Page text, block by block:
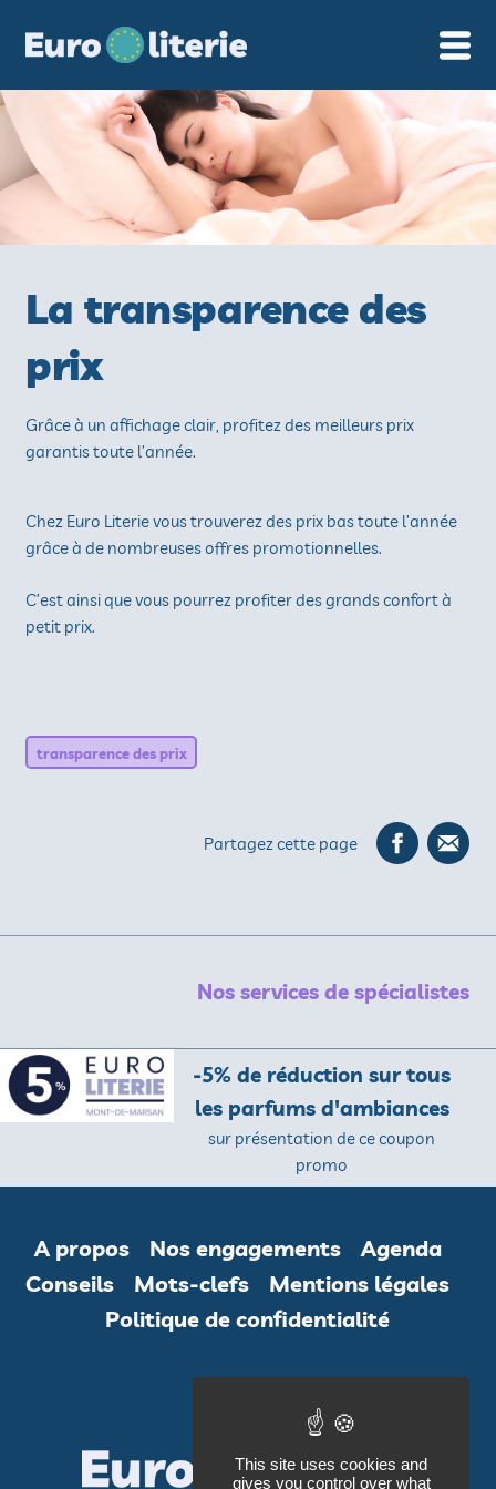
La transparence des
prix
Grâce à un affichage clair, profitez des meilleurs prix
garantis toute l’année.
Chez Euro Literie vous trouverez des prix bas toute l’année
grâce à de nombreuses offres promotionnelles.
C’est ainsi que vous pourrez profiter des grands confort à
petit prix.
transparence des prix
Partagez cette page
Reading
Nos services de spécialistes
-5% de réduction sur tous
les parfums d'ambiances
sur présentation de ce coupon
promo
A propos Nos engagements
Agenda
Conseils
Mots-clefs
Mentions légales
Politique de confidentialité
This site uses cookies and
gives you control over what